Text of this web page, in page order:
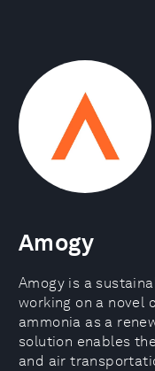
Amogy
Amogy is a
working on a novel
ammonia as a
solution enables
and air